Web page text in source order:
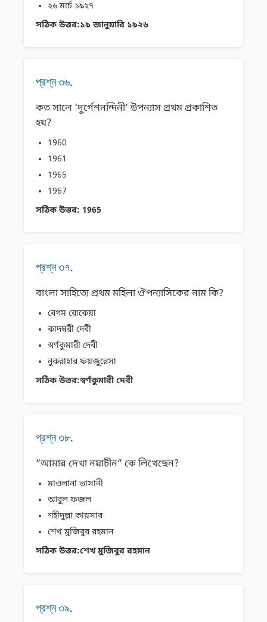
২৬ মার্চ ১৯২৭
সঠিক উত্তর:১৯ জানুয়ারি ১৯২৬
প্রশ্ন ৩৬.
কত সালে ‘দুর্গেশনন্দিনী’ উপন্যাস প্রথম প্রকাশিত
হয়?
1960
1961
1965
1967
সঠিক উত্তর: 1965
প্রশ্ন ৩৭.
বাংলা সাহিত্যে প্রথম মহিলা ঔপন্যাসিকের নাম কি?
বেগম রোকেয়া
কাদম্বরী দেবী
স্বর্ণকুমারী দেবী
নুরুন্নাহার ফয়জুন্নেসা
সঠিক উত্তর:স্বর্ণকুমারী দেবী
প্রশ্ন ৩৮.
“আমার দেখা নয়াচীন” কে লিখেছেন?
মাওলানা ভাসানী
আবুল ফজল
শহীদুল্লা কায়সার
শেখ মুজিবুর রহমান
সঠিক উত্তর:শেখ মুজিবুর রহমান
প্রশ্ন ৩৯.